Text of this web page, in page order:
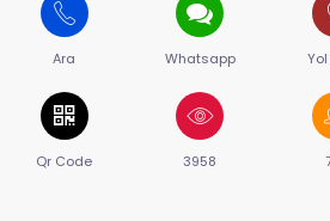
Ara Whatsapp
Qr Code 3958